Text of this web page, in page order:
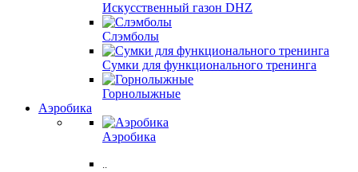
Искусственный газон DHZ
Слэмболы
Сумки для функционального тренинга
Горнолыжные
Аэробика
Аэробика
..